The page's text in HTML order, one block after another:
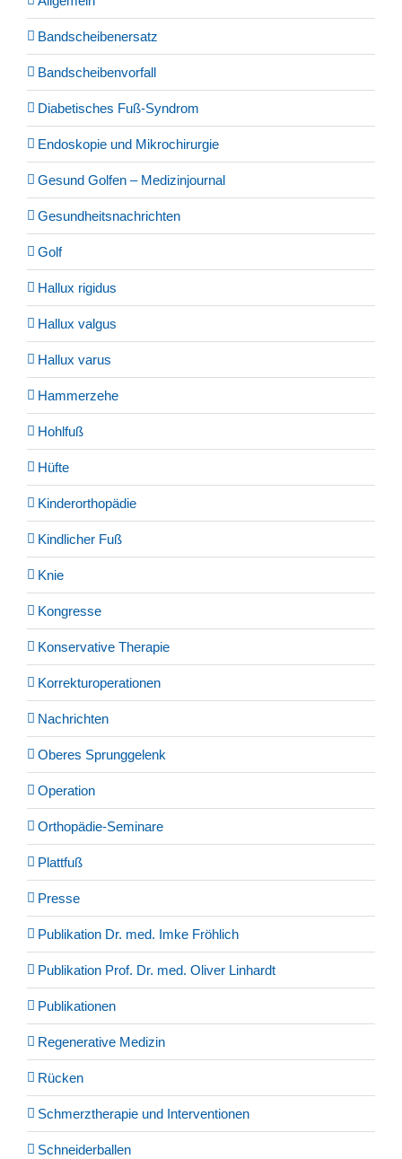
Bandscheibenersatz
Bandscheibenvorfall
Diabetisches Fuß-Syndrom
Endoskopie und Mikrochirurgie
Gesund Golfen – Medizinjournal
Gesundheitsnachrichten
Golf
Hallux rigidus
Hallux valgus
Hallux varus
Hammerzehe
Hohlfuß
Hüfte
Kinderorthopädie
Kindlicher Fuß
Knie
Kongresse
Konservative Therapie
Korrekturoperationen
Nachrichten
Oberes Sprunggelenk
Operation
Orthopädie-Seminare
Plattfuß
Presse
Publikation Dr. med. Imke Fröhlich
Publikation Prof. Dr. med. Oliver Linhardt
Publikationen
Regenerative Medizin
Rücken
Schmerztherapie und Interventionen
Schneiderballen